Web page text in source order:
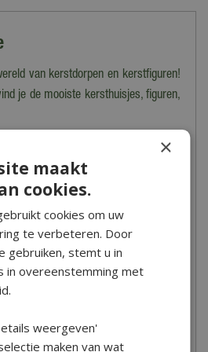
van kerstdorpen en kerstfiguren!
je de mooiste kersthuisjes, figuren,
nodig bij het opbouwen van je eigen
het najaar vooral langs bij onze
Onze kerstdorpbouwers geven
Vrijwel alle kerstdorpartikelen zijn
je altijd keuze hebt! Koop
in onze webshop of kom langs in
in het hart van Noord-Holland,
×
maakt
cookies.
cookies om uw
te verbeteren. Door
gebruiken, stemt u in
in overeenstemming met
weergeven'
maken van wat